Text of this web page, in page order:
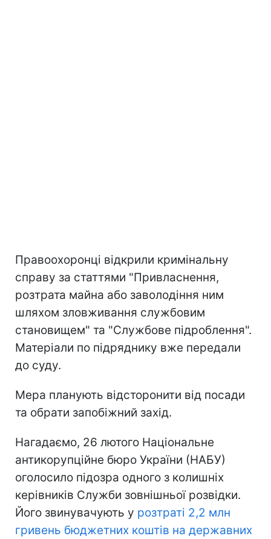
Правоохоронці відкрили кримінальну
справу за статтями "Привласнення,
розтрата майна або заволодіння ним
шляхом зловживання службовим
становищем" та "Службове підроблення".
Матеріали по підряднику вже передали
до суду.
Мера планують відсторонити від посади
та обрати запобіжний захід.
Нагадаємо, 26 лютого Національне
антикорупційне бюро України (НАБУ)
оголосило підозра одного з колишніх
керівників Служби зовнішньої розвідки.
Його звинувачують у розтраті 2,2 млн
гривень бюджетних коштів на державних